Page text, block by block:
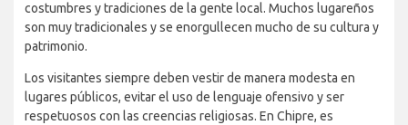
costumbres y tradiciones de la gente local. Muchos lugareños
son muy tradicionales y se enorgullecen mucho de su cultura y
patrimonio.
Los visitantes siempre deben vestir de manera modesta en
lugares públicos, evitar el uso de lenguaje ofensivo y ser
respetuosos con las creencias religiosas. En Chipre, es